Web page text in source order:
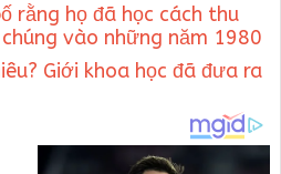
rằng họ đã học cách thu
vào những năm 1980
Giới khoa học đã đưa ra